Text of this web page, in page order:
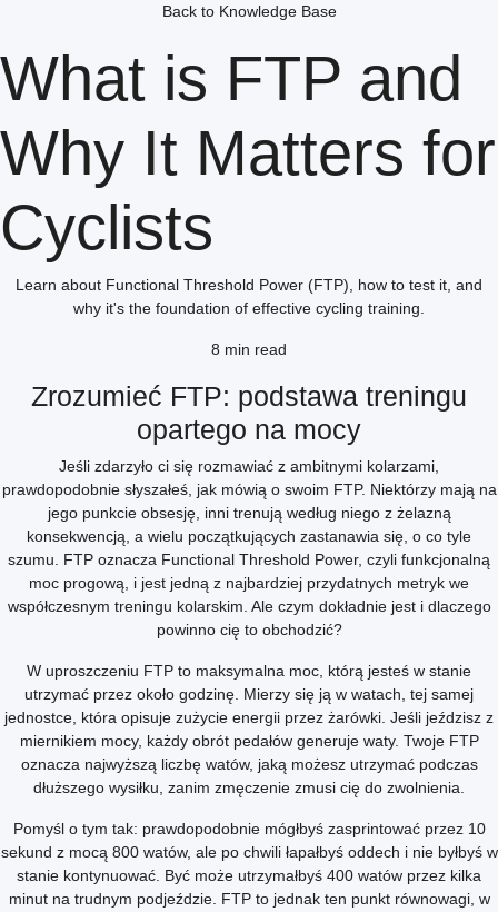
Back to Knowledge Base
What is FTP and
Why It Matters for
Cyclists
Learn about Functional Threshold Power (FTP), how to test it, and
why it's the foundation of effective cycling training.
8 min read
Zrozumieć FTP: podstawa treningu
opartego na mocy
Jeśli zdarzyło ci się rozmawiać z ambitnymi kolarzami,
prawdopodobnie słyszałeś, jak mówią o swoim FTP. Niektórzy mają na
jego punkcie obsesję, inni trenują według niego z żelazną
konsekwencją, a wielu początkujących zastanawia się, o co tyle
szumu. FTP oznacza Functional Threshold Power, czyli funkcjonalną
moc progową, i jest jedną z najbardziej przydatnych metryk we
współczesnym treningu kolarskim. Ale czym dokładnie jest i dlaczego
powinno cię to obchodzić?
W uproszczeniu FTP to maksymalna moc, którą jesteś w stanie
utrzymać przez około godzinę. Mierzy się ją w watach, tej samej
jednostce, która opisuje zużycie energii przez żarówki. Jeśli jeździsz z
miernikiem mocy, każdy obrót pedałów generuje waty. Twoje FTP
oznacza najwyższą liczbę watów, jaką możesz utrzymać podczas
dłuższego wysiłku, zanim zmęczenie zmusi cię do zwolnienia.
Pomyśl o tym tak: prawdopodobnie mógłbyś zasprintować przez 10
sekund z mocą 800 watów, ale po chwili łapałbyś oddech i nie byłbyś w
stanie kontynuować. Być może utrzymałbyś 400 watów przez kilka
minut na trudnym podjeździe. FTP to jednak ten punkt równowagi, w